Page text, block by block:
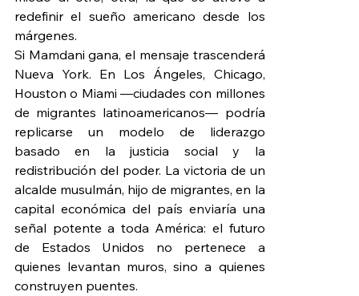
redefinir el sueño americano desde los
márgenes.
Si Mamdani gana, el mensaje trascenderá
Nueva York. En Los Ángeles, Chicago,
Houston o Miami —ciudades con millones
de migrantes latinoamericanos— podría
replicarse un modelo de liderazgo
basado en la justicia social y la
redistribución del poder. La victoria de un
alcalde musulmán, hijo de migrantes, en la
capital económica del país enviaría una
señal potente a toda América: el futuro
de Estados Unidos no pertenece a
quienes levantan muros, sino a quienes
construyen puentes.